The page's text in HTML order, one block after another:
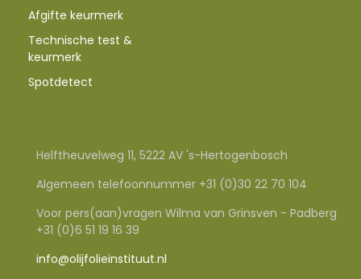
Afgifte keurmerk
Technische test &
keurmerk
Spotdetect
Helftheuvelweg 11, 5222 AV 's-Hertogenbosch
Algemeen telefoonnummer +31 (0)30 22 70 104
Voor pers(aan)vragen Wilma van Grinsven - Padberg
+31 (0)6 51 19 16 39
info@olijfolieinstituut.nl